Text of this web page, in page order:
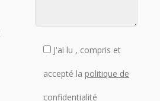
J'ai lu , compris et
accepté la politique de
confidentialité